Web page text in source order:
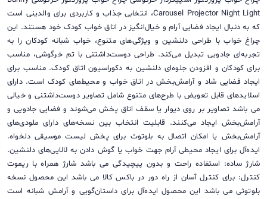
Carousel Projector Night Light، انتخابی جذاب و کاربردی برای والدینی است
که به دنبال ایجاد فضایی آرام و خیال‌انگیز در اتاق خواب کودک خود هستند. این
چراغ خواب با طراحی دلنشین و ویژگی‌های متنوع، خواب شبانه کودکان را به
تجربه‌ای جادویی تبدیل می‌کند. طراحی دوست‌داشتنی با تم خرگوشی، مناسب
برای کودکان و افزودن جلوه‌ای دلنشین به دکوراسیون اتاق کودک. مناسب برای
ایجاد فضایی شاد و آرامش‌بخش در اتاق خواب و محیط‌های کودک است. دارای
اسلایدهای قابل تعویض با طرح‌های متنوع شامل تصاویر دوست‌داشتنی و خیالی
می باشد تصاویر بر روی دیوار یا سقف اتاق پخش می‌شوند و فضایی جادویی و
آرامش‌بخش ایجاد می‌کنند. قابلیت انتخاب بین نسخه‌های دارای ملودی‌های
آرامش‌بخش یا امکان اتصال به بلوتوث برای پخش لیست موسیقی دلخواه.
ایده‌آل برای ایجاد محیطی آرام جهت خواب یا گوش دادن به لالایی‌های دلنشین.
شارژ ساده: استفاده راحت و بدون پیچیدگی می باشد شارژ همراه با ریموت
کنترل: برای کنترل آسان از راه دور در باکس کالا می باشد این محصول نسخه
بلوتوثی می باشد این محصول ایده‌آل برای داستان‌گویی و آرامش شبانه است